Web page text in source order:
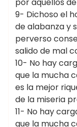
9- Dichoso el
de alabanza y
perverso
salido de mal
10- No hay
que la mucha
es la mejor
de la miseria
11- No hay
que la mucha